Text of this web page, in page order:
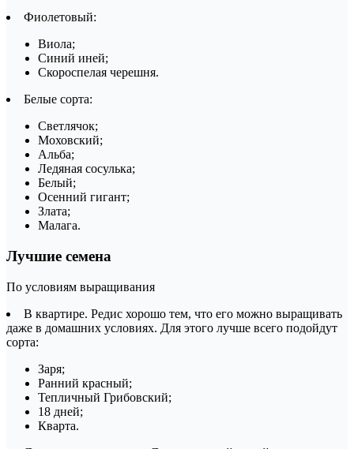
Фиолетовый:
Виола;
Синий иней;
Скороспелая черешня.
Белые сорта:
Светлячок;
Моховский;
Альба;
Ледяная сосулька;
Белый;
Осенний гигант;
Злата;
Малага.
Лучшие семена
По условиям выращивания
В квартире. Редис хорошо тем, что его можно выращивать
даже в домашних условиях. Для этого лучше всего подойдут
сорта:
Заря;
Ранний красный;
Тепличный Грибовский;
18 дней;
Кварта.